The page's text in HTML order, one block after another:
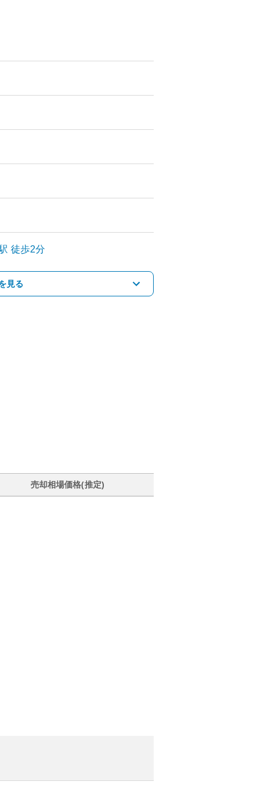
徒歩2分
見る
売却相場価格(推定)